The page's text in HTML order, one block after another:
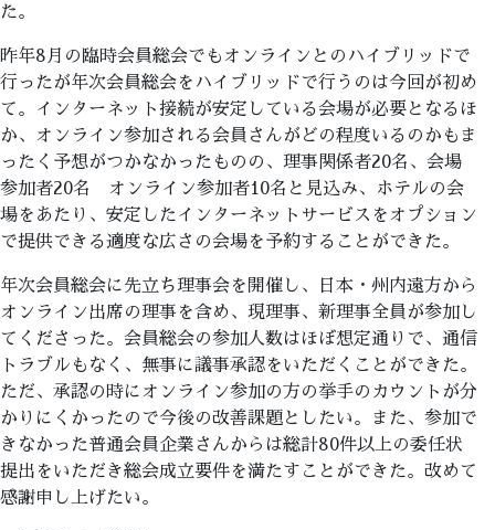
た。
昨年8月の臨時会員総会でもオンラインとのハイブリッドで
行ったが年次会員総会をハイブリッドで行うのは今回が初め
て。インターネット接続が安定している会場が必要となるほ
か、オンライン参加される会員さんがどの程度いるのかもま
ったく予想がつかなかったものの、理事関係者20名、会場
参加者20名 オンライン参加者10名と見込み、ホテルの会
場をあたり、安定したインターネットサービスをオプション
で提供できる適度な広さの会場を予約することができた。
年次会員総会に先立ち理事会を開催し、日本・州内遠方から
オンライン出席の理事を含め、現理事、新理事全員が参加し
てくださった。会員総会の参加人数はほぼ想定通りで、通信
トラブルもなく、無事に議事承認をいただくことができた。
ただ、承認の時にオンライン参加の方の挙手のカウントが分
かりにくかったので今後の改善課題としたい。また、参加で
きなかった普通会員企業さんからは総計80件以上の委任状
提出をいただき総会成立要件を満たすことができた。改めて
感謝申し上げたい。